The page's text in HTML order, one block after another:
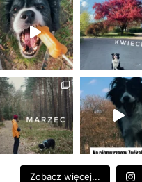
Zobacz więcej...